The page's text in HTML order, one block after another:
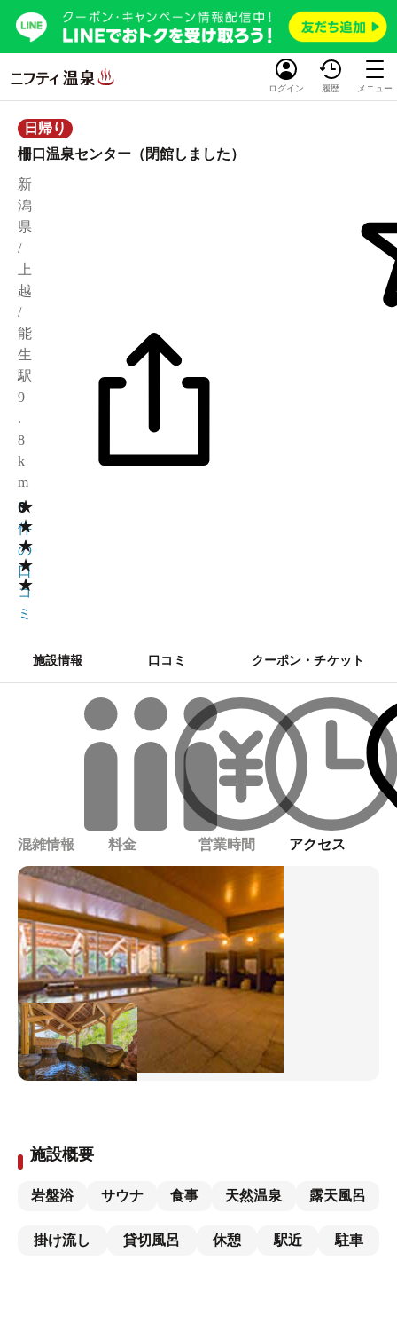
ログイン 履歴 メニュー
日帰り
柵口温泉センター（閉館しました）
新
潟
県
/
上
越
/
能
生
駅
9
.
8
k
m
★
★
★
★
★
0
0
件
の
口
コ
ミ
施設情報 口コミ クーポン・チケット
混雑情報 料金 営業時間 アクセス
施設概要
岩盤浴 サウナ 食事 天然温泉 露天風呂
掛け流し 貸切風呂 休憩 駅近 駐車